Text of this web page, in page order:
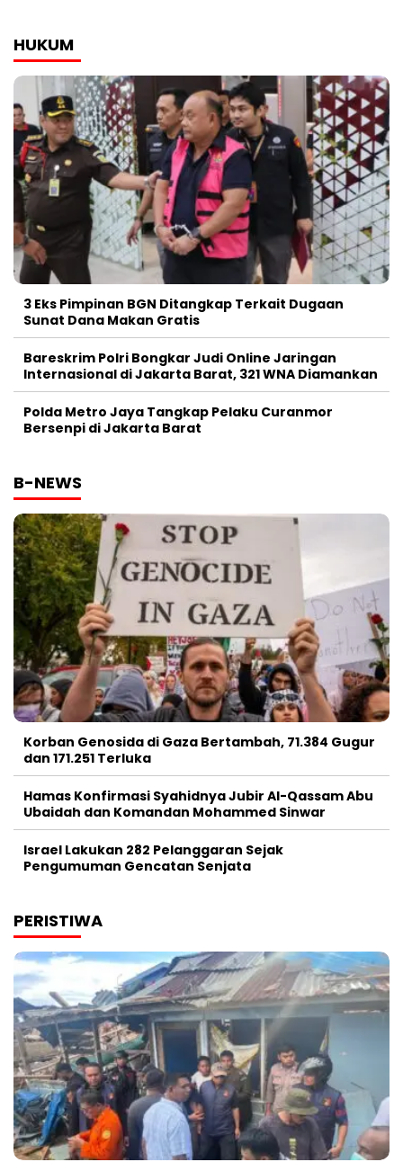
HUKUM
3 Eks Pimpinan BGN Ditangkap Terkait Dugaan
Sunat Dana Makan Gratis
Bareskrim Polri Bongkar Judi Online Jaringan
Internasional di Jakarta Barat, 321 WNA Diamankan
Polda Metro Jaya Tangkap Pelaku Curanmor
Bersenpi di Jakarta Barat
B-NEWS
Korban Genosida di Gaza Bertambah, 71.384 Gugur
dan 171.251 Terluka
Hamas Konfirmasi Syahidnya Jubir Al-Qassam Abu
Ubaidah dan Komandan Mohammed Sinwar
Israel Lakukan 282 Pelanggaran Sejak
Pengumuman Gencatan Senjata
PERISTIWA